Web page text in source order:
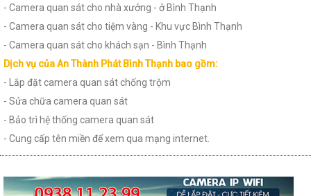
- Camera quan sát cho nhà xưởng - ở Bình Thạnh
- Camera quan sát cho tiệm vàng - Khu vực Bình Thạnh
- Camera quan sát cho khách sạn - Bình Thạnh
Dịch vụ của An Thành Phát Bình Thạnh bao gồm:
- Lắp đặt camera quan sát chống trộm
- Sửa chữa camera quan sát
- Bảo trì hệ thống camera quan sát
- Cung cấp tên miền để xem qua mạng internet.